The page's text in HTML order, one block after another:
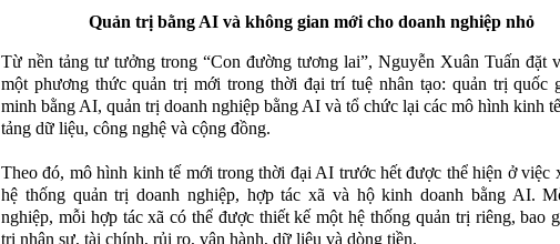
Quản trị bằng AI và không gian mới cho doanh nghiệp nhỏ
Từ nền tảng tư tưởng trong “Con đường tương lai”, Nguyễn Xuân Tuấn đặt
một phương thức quản trị mới trong thời đại trí tuệ nhân tạo: quản trị quốc
minh bằng AI, quản trị doanh nghiệp bằng AI và tổ chức lại các mô hình kinh
tảng dữ liệu, công nghệ và cộng đồng.
Theo đó, mô hình kinh tế mới trong thời đại AI trước hết được thể hiện ở việc
hệ thống quản trị doanh nghiệp, hợp tác xã và hộ kinh doanh bằng AI.
nghiệp, mỗi hợp tác xã có thể được thiết kế một hệ thống quản trị riêng, bao
trị nhân sự, tài chính, rủi ro, vận hành, dữ liệu và dòng tiền.